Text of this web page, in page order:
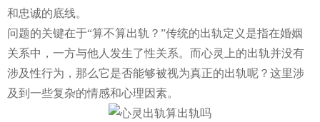
和忠诚的底线。
问题的关键在于“算不算出轨？”传统的出轨定义是指在婚姻
关系中，一方与他人发生了性关系。而心灵上的出轨并没有
涉及性行为，那么它是否能够被视为真正的出轨呢？这里涉
及到一些复杂的情感和心理因素。